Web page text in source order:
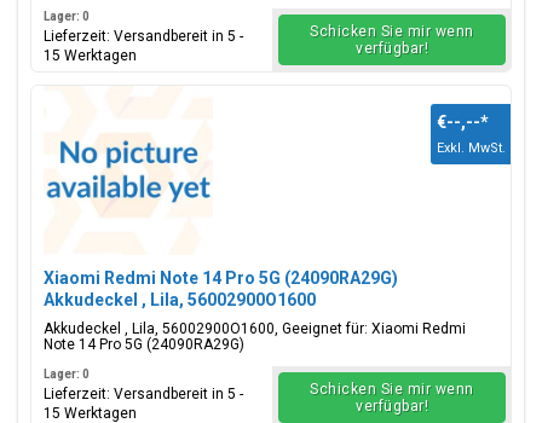
Lager: 0
Lieferzeit: Versandbereit in 5 -
15 Werktagen
Schicken Sie mir wenn
verfügbar!
Xiaomi Redmi Note 14 Pro 5G (24090RA29G)
Akkudeckel , Lila, 56002900O1600
Akkudeckel , Lila, 56002900O1600, Geeignet für: Xiaomi Redmi
Note 14 Pro 5G (24090RA29G)
€--,--*
Exkl. MwSt.
Lager: 0
Lieferzeit: Versandbereit in 5 -
15 Werktagen
Schicken Sie mir wenn
verfügbar!